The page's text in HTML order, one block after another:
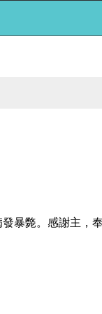
暴斃。感謝主，